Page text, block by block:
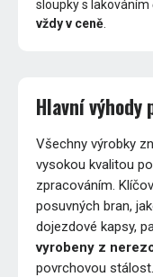
sloupky s
vždy v ceně
Hlavní výhody
Všechny výrobky
vysokou kvalitou
zpracováním.
posuvných bran,
dojezdové kapsy,
vyrobeny z
povrchovou stálost.